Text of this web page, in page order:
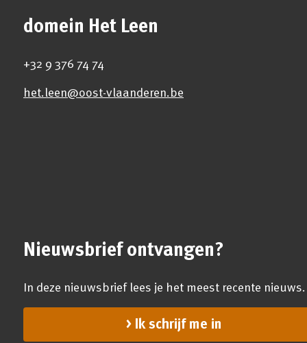
domein Het Leen
+32 9 376 74 74
het.leen@oost-vlaanderen.be
Nieuwsbrief ontvangen?
In deze nieuwsbrief lees je het meest recente nieuws.
Ik schrijf me in